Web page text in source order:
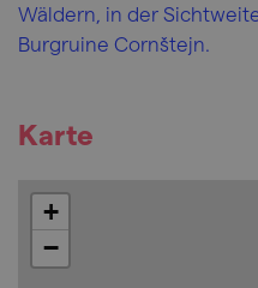
Wäldern, in der
Burgruine Cornštejn.
Karte
+
−